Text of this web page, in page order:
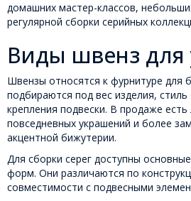
домашних мастер-классов,
регулярной сборки серийных
Виды швенз для
Швензы относятся к фурнитуре для
подбираются под вес изделия, стиль
крепления подвески. В продаже
повседневных украшений и более
акцентной бижутерии.
Для сборки серег доступны
форм. Они различаются по
совместимости с подвесными